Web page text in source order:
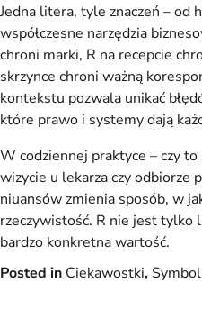
Jedna litera, tyle znaczeń – od
współczesne narzędzia
chroni marki, R na recepcie
skrzynce chroni ważną
kontekstu pozwala unikać
które prawo i systemy dają
W codziennej praktyce – czy
wizycie u lekarza czy odbiorze
niuansów zmienia sposób, w
rzeczywistość. R nie jest tylko
bardzo konkretna wartość.
Posted in Ciekawostki,